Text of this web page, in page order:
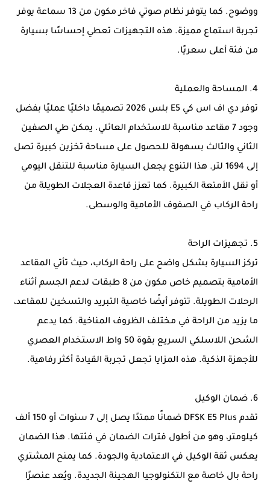
ووضوح. كما يتوفر نظام صوتي فاخر مكون من 13 سماعة يوفر
تجربة استماع مميزة. هذه التجهيزات تعطي إحساسًا بسيارة
من فئة أعلى سعريًا.
4. المساحة والعملية
توفر دي اف اس كي E5 بلس 2026 تصميمًا داخليًا عمليًا بفضل
وجود 7 مقاعد مناسبة للاستخدام العائلي. يمكن طي الصفين
الثاني والثالث بسهولة للحصول على مساحة تخزين كبيرة تصل
إلى 1694 لتر. هذا التنوع يجعل السيارة مناسبة للتنقل اليومي
أو نقل الأمتعة الكبيرة. كما تعزز قاعدة العجلات الطويلة من
راحة الركاب في الصفوف الأمامية والوسطى.
5. تجهيزات الراحة
تركز السيارة بشكل واضح على راحة الركاب، حيث تأتي المقاعد
الأمامية بتصميم خاص مكون من 8 طبقات لدعم الجسم أثناء
الرحلات الطويلة. تتوفر أيضًا خاصية التبريد والتسخين للمقاعد،
ما يزيد من الراحة في مختلف الظروف المناخية. كما يدعم
الشحن اللاسلكي السريع بقوة 50 واط الاستخدام العصري
للأجهزة الذكية. هذه المزايا تجعل تجربة القيادة أكثر رفاهية.
6. ضمان الوكيل
تقدم DFSK E5 Plus ضمانًا ممتدًا يصل إلى 7 سنوات أو 150 ألف
كيلومتر، وهو من أطول فترات الضمان في فئتها. هذا الضمان
يعكس ثقة الوكيل في الاعتمادية والجودة. كما يمنح المشتري
راحة بال خاصة مع التكنولوجيا الهجينة الجديدة. ويُعد عنصرًا